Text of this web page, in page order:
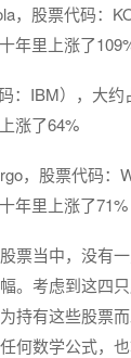
，股票代码：
年里上涨了
：IBM），大
涨了64%
，股票代码
年里上涨了71%
当中，没有
。考虑到这四
持有这些股票
何数学公式，